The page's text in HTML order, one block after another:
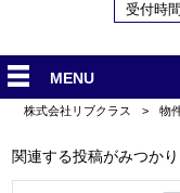
受付時間
MENU
株式会社リブクラス > 物
関連する投稿がみつかり